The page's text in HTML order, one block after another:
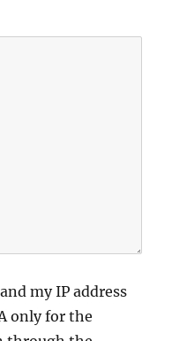
my IP address
only for the